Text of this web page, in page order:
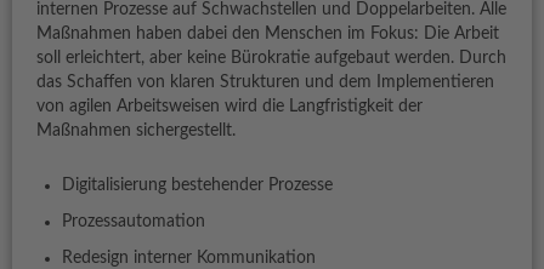
internen Prozesse auf Schwachstellen und Doppelarbeiten. Alle
Maßnahmen haben dabei den Menschen im Fokus: Die Arbeit
soll erleichtert, aber keine Bürokratie aufgebaut werden. Durch
das Schaffen von klaren Strukturen und dem Implementieren
von agilen Arbeitsweisen wird die Langfristigkeit der
Maßnahmen sichergestellt.
Digitalisierung bestehender Prozesse
Prozessautomation
Redesign interner Kommunikation